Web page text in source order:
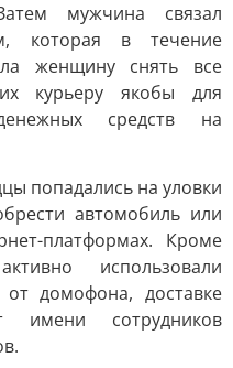
мужчина связал
которая в течение
женщину снять все
курьеру якобы для
средств на
попадались на уловки
автомобиль или
платформах. Кроме
использовали
домофона, доставке
сотрудников